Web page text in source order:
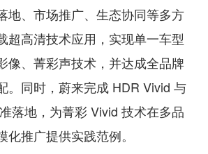
地、市场推广、生态协同等多方
超高清技术应用，实现单一车型
像、菁彩声技术，并达成全品牌
。同时，蔚来完成 HDR Vivid 与
落地，为菁彩 Vivid 技术在多品
推广提供实践范例。